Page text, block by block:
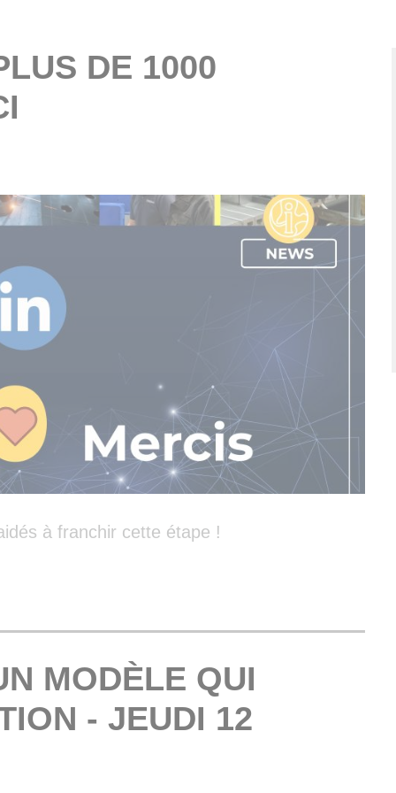
DE 1000
à franchir cette étape !
MODÈLE QUI
- JEUDI 12